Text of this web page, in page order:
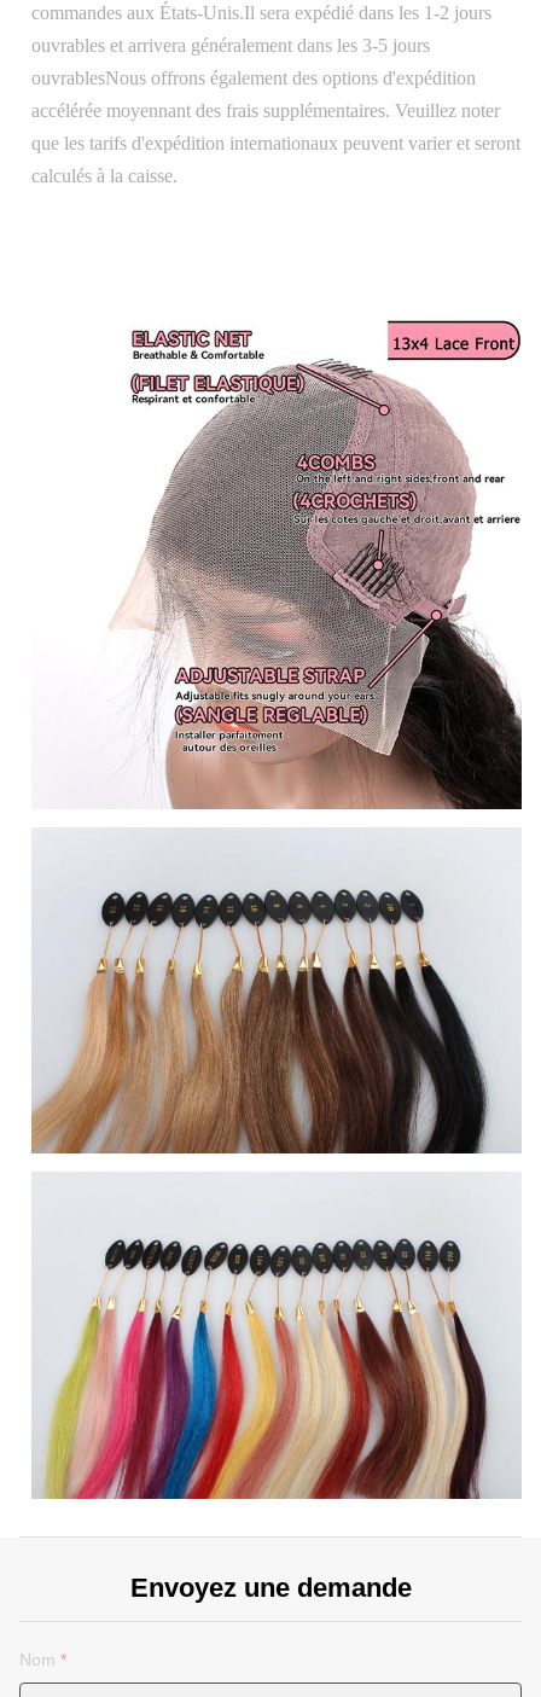
commandes aux États-Unis.Il sera expédié dans les 1-2 jours
ouvrables et arrivera généralement dans les 3-5 jours
ouvrablesNous offrons également des options d'expédition
accélérée moyennant des frais supplémentaires. Veuillez noter
que les tarifs d'expédition internationaux peuvent varier et seront
calculés à la caisse.
Envoyez une demande
Nom *